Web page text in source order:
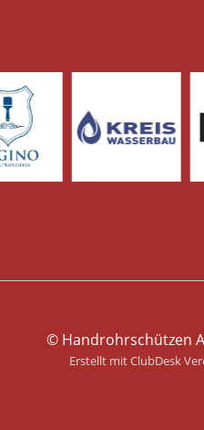
© Handrohrschützen
Erstellt mit ClubDesk